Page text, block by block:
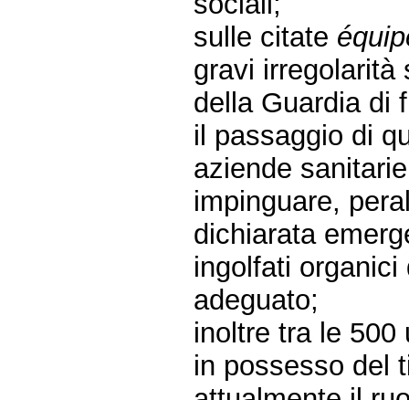
sulle citate
gravi irregolarità
della Guardia di
il passaggio di
aziende
impinguare,
dichiarata
ingolfati organici
adeguato;
inoltre tra le 500
in possesso del